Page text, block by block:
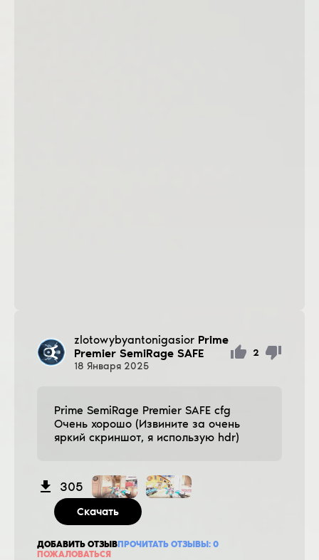
zlotowybyantonigasior Prime
Premier SemiRage SAFE
18 Января 2025
2
Prime SemiRage Premier SAFE cfg
Очень хорошо (Извините за очень
яркий скриншот, я использую hdr)
305
Скачать
ДОБАВИТЬ ОТЗЫВПРОЧИТАТЬ ОТЗЫВЫ: 0
ПОЖАЛОВАТЬСЯ